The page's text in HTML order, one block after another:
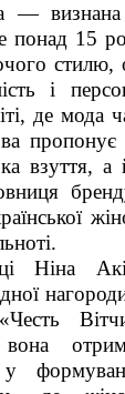
— визнана
понад 15
стилю,
і
де мода
пропонує
взуття, а
Ніна
вона